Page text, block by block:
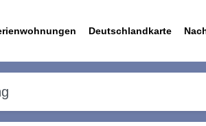
Deutschlandkarte